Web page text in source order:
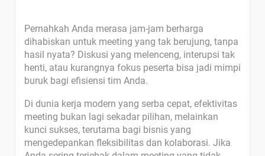
Pernahkah Anda merasa jam-jam berharga
dihabiskan untuk meeting yang tak berujung, tanpa
hasil nyata? Diskusi yang melenceng, interupsi tak
henti, atau kurangnya fokus peserta bisa jadi mimpi
buruk bagi efisiensi tim Anda.
Di dunia kerja modern yang serba cepat, efektivitas
meeting bukan lagi sekadar pilihan, melainkan
kunci sukses, terutama bagi bisnis yang
mengedepankan fleksibilitas dan kolaborasi. Jika